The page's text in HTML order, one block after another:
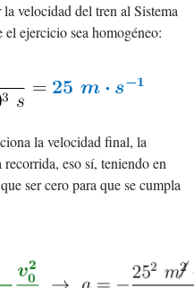
velocidad del tren al Sistema
ejercicio sea homogéneo:
la velocidad final, la
eso sí, teniendo en
ser cero para que se cumpla